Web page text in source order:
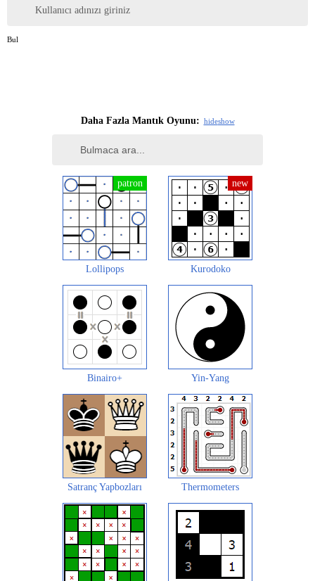
Kullanıcı adınızı giriniz
Bul
Daha Fazla Mantık Oyunu: hideshow
Lollipops Kurodoko
Binairo+ Yin-Yang
Satranç Yapbozları Thermometers